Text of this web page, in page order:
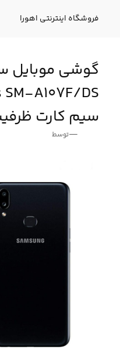
فروشگاه اینترنتی اهورا
گوشی موبایل
سیم کارت ظرفیت 32
—توسط